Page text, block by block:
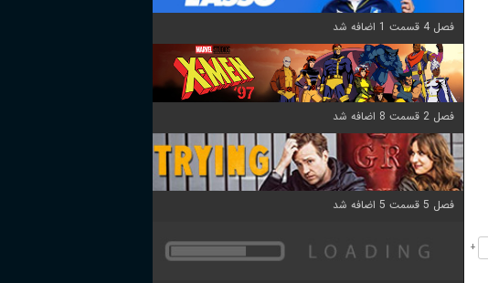
+
فصل 4 قسمت 1 اضافه شد
فصل 2 قسمت 8 اضافه شد
فصل 5 قسمت 5 اضافه شد